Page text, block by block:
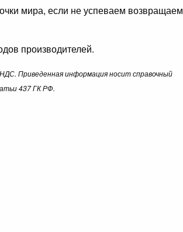
мира, если не успеваем возвращаем
производителей.
Приведенная информация носит справочный
437 ГК РФ.